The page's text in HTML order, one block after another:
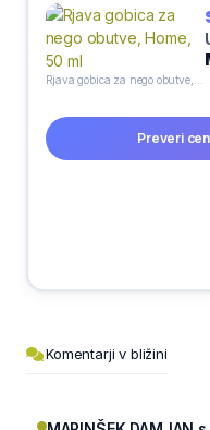
Preveri
Komentarji v bližini